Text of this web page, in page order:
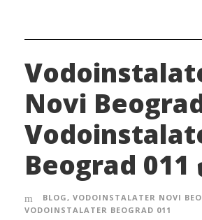
Novi
Beograd
BLOG, VODOINSTALATER NOVI
VODOINSTALATER BEOGRAD 011